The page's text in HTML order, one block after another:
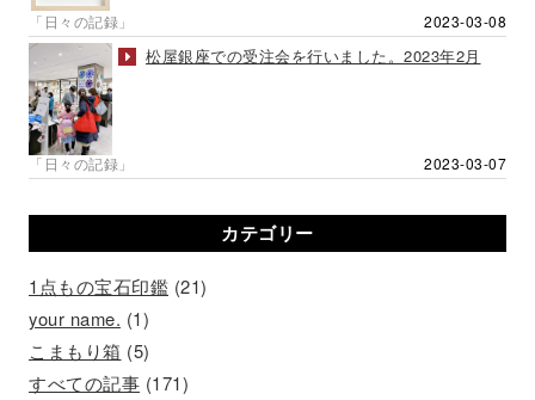
「日々の記録」 2023-03-08
松屋銀座での受注会を行いました。2023年2月
「日々の記録」 2023-03-07
カテゴリー
1点もの宝石印鑑 (21)
your name. (1)
こまもり箱 (5)
すべての記事 (171)